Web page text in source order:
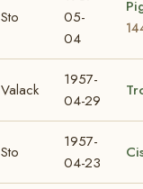
Sto
05-
04
Valack
1957-
04-29
Sto
1957-
04-23